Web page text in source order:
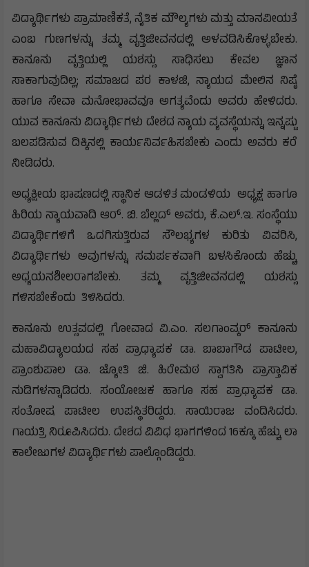
ವಿದ್ಯಾರ್ಥಿಗಳು ಪ್ರಾಮಾಣಿಕತೆ, ನೈತಿಕ ಮೌಲ್ಯಗಳು ಮತ್ತು ಮಾನವೀಯತೆ
ಎಂಬ ಗುಣಗಳನ್ನು ತಮ್ಮ ವೃತ್ತಿಜೀವನದಲ್ಲಿ ಅಳವಡಿಸಿಕೊಳ್ಳಬೇಕು.
ಕಾನೂನು ವೃತ್ತಿಯಲ್ಲಿ ಯಶಸ್ಸು ಸಾಧಿಸಲು ಕೇವಲ ಜ್ಞಾನ
ಸಾಕಾಗುವುದಿಲ್ಲ; ಸಮಾಜದ ಪರ ಕಾಳಜಿ, ನ್ಯಾಯದ ಮೇಲಿನ ನಿಷ್ಠೆ
ಹಾಗೂ ಸೇವಾ ಮನೋಭಾವವೂ ಅಗತ್ಯವೆಂದು ಅವರು ಹೇಳಿದರು.
ಯುವ ಕಾನೂನು ವಿದ್ಯಾರ್ಥಿಗಳು ದೇಶದ ನ್ಯಾಯ ವ್ಯವಸ್ಥೆಯನ್ನು ಇನ್ನಷ್ಟು
ಬಲಪಡಿಸುವ ದಿಕ್ಕಿನಲ್ಲಿ ಕಾರ್ಯನಿರ್ವಹಿಸಬೇಕು ಎಂದು ಅವರು ಕರೆ
ನೀಡಿದರು.
ಅಧ್ಯಕ್ಷೀಯ ಭಾಷಣದಲ್ಲಿ ಸ್ಥಾನಿಕ ಆಡಳಿತ ಮಂಡಳಿಯ ಅಧ್ಯಕ್ಷ ಹಾಗೂ
ಹಿರಿಯ ನ್ಯಾಯವಾದಿ ಆರ್. ಬಿ. ಬೆಲ್ಲದ್ ಅವರು, ಕೆ.ಎಲ್.ಇ. ಸಂಸ್ಥೆಯು
ವಿದ್ಯಾರ್ಥಿಗಳಿಗೆ ಒದಗಿಸುತ್ತಿರುವ ಸೌಲಭ್ಯಗಳ ಕುರಿತು ವಿವರಿಸಿ,
ವಿದ್ಯಾರ್ಥಿಗಳು ಅವುಗಳನ್ನು ಸಮರ್ಪಕವಾಗಿ ಬಳಸಿಕೊಂಡು ಹೆಚ್ಚು
ಅಧ್ಯಯನಶೀಲರಾಗಬೇಕು. ತಮ್ಮ ವೃತ್ತಿಜೀವನದಲ್ಲಿ ಯಶಸ್ಸು
ಗಳಿಸಬೇಕೆಂದು ತಿಳಿಸಿದರು.
ಕಾನೂನು ಉತ್ಸವದಲ್ಲಿ ಗೋವಾದ ವಿ.ಎಂ. ಸಲಗಾಂವ್ಕರ್ ಕಾನೂನು
ಮಹಾವಿದ್ಯಾಲಯದ ಸಹ ಪ್ರಾಧ್ಯಾಪಕ ಡಾ. ಬಾಬಾಗೌಡ ಪಾಟೀಲ,
ಪ್ರಾಂಶುಪಾಲ ಡಾ. ಜ್ಯೋತಿ ಜಿ. ಹಿರೇಮಠ ಸ್ವಾಗತಿಸಿ ಪ್ರಾಸ್ತಾವಿಕ
ನುಡಿಗಳನ್ನಾಡಿದರು. ಸಂಯೋಜಕ ಹಾಗೂ ಸಹ ಪ್ರಾಧ್ಯಾಪಕ ಡಾ.
ಸಂತೋಷ ಪಾಟೀಲ ಉಪಸ್ಥಿತರಿದ್ದರು. ಸಾಯಿರಾಜ ವಂದಿಸಿದರು.
ಗಾಯತ್ರಿ ನಿರೂಪಿಸಿದರು. ದೇಶದ ವಿವಿಧ ಭಾಗಗಳಿಂದ 16ಕ್ಕೂ ಹೆಚ್ಚು ಲಾ
ಕಾಲೇಜುಗಳ ವಿದ್ಯಾರ್ಥಿಗಳು ಪಾಲ್ಗೊಂಡಿದ್ದರು.